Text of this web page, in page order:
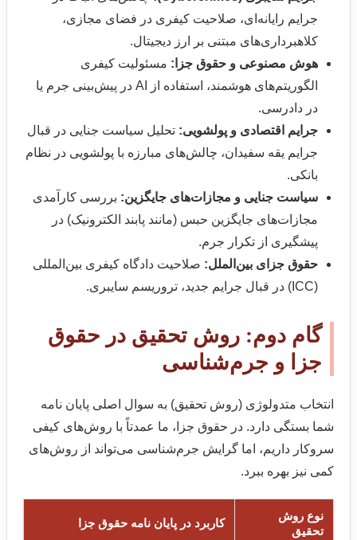
جرایم رایانه‌ای، صلاحیت کیفری در فضای مجازی،
کلاهبرداری‌های مبتنی بر ارز دیجیتال.
هوش مصنوعی و حقوق جزا: مسئولیت کیفری
الگوریتم‌های هوشمند، استفاده از AI در پیش‌بینی جرم یا
در دادرسی.
جرایم اقتصادی و پولشویی: تحلیل سیاست جنایی در قبال
جرایم یقه سفیدان، چالش‌های مبارزه با پولشویی در نظام
بانکی.
سیاست جنایی و مجازات‌های جایگزین: بررسی کارآمدی
مجازات‌های جایگزین حبس (مانند پابند الکترونیک) در
پیشگیری از تکرار جرم.
حقوق جزای بین‌الملل: صلاحیت دادگاه کیفری بین‌المللی
(ICC) در قبال جرایم جدید، تروریسم سایبری.
گام دوم: روش تحقیق در حقوق
جزا و جرم‌شناسی
انتخاب متدولوژی (روش تحقیق) به سوال اصلی پایان نامه
شما بستگی دارد. در حقوق جزا، ما عمدتاً با روش‌های کیفی
سروکار داریم، اما گرایش جرم‌شناسی می‌تواند از روش‌های
کمی نیز بهره ببرد.
نوع روش
تحقیق
کاربرد در پایان نامه حقوق جزا